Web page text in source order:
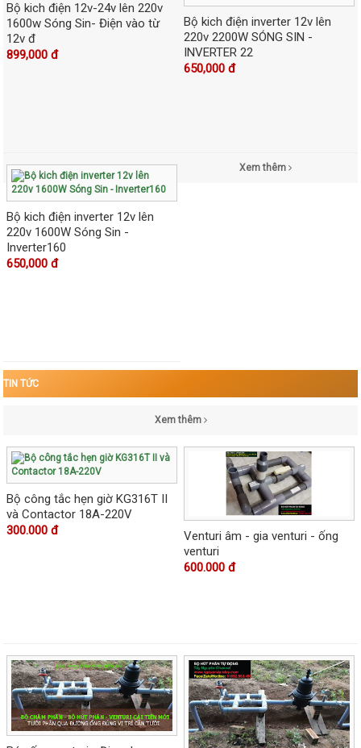
Bộ kich điện 12v-24v lên 220v
1600w Sóng Sin- Điện vào từ
12v đ
899,000 đ
Bộ kich điện inverter 12v lên
220v 2200W SÓNG SIN -
INVERTER 22
650,000 đ
Bộ kich điện inverter 12v lên
220v 1600W Sóng Sin -
Inverter160
650,000 đ
Xem thêm
TIN TỨC
Xem thêm
Bộ công tắc hẹn giờ KG316T II
và Contactor 18A-220V
300.000 đ
Venturi âm - gia venturi - ống
venturi
600.000 đ